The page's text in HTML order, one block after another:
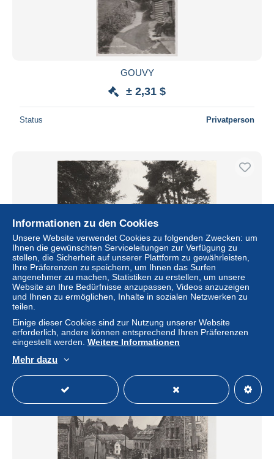
GOUVY
± 2,31 $
Status Privatperson
GOUVY
Status
Informationen zu den Cookies
Unsere Website verwendet Cookies zu folgenden Zwecken: um
Ihnen die gewünschten Serviceleitungen zur Verfügung zu
stellen, die Sicherheit auf unserer Plattform zu gewährleisten,
Ihre Präferenzen zu speichern, um Ihnen das Surfen
angenehmer zu machen, Statistiken zu erstellen, um unsere
Website an Ihre Bedürfnisse anzupassen, Videos anzuzeigen
und Ihnen zu ermöglichen, Inhalte in sozialen Netzwerken zu
teilen.
Einige dieser Cookies sind zur Nutzung unserer Website
erforderlich, andere können entsprechend Ihren Präferenzen
eingestellt werden. Weitere Informationen
Mehr dazu